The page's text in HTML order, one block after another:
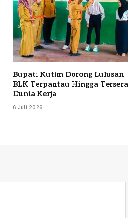
Bupati Kutim Dorong Lulusan
BLK Terpantau Hingga
Dunia Kerja
6 Juli 2026